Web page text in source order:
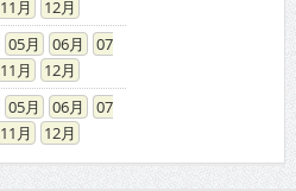
11
12
05 06
07
11
12
05 06
07
11 12